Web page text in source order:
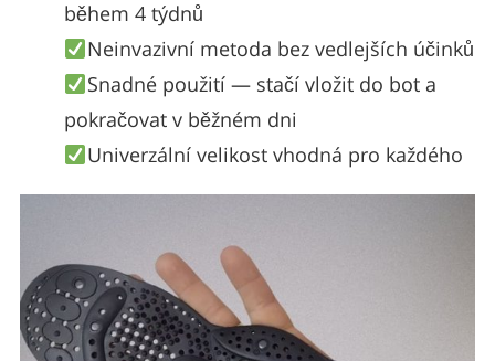
během 4 týdnů
Neinvazivní metoda bez vedlejších účinků
Snadné použití — stačí vložit do bot a
pokračovat v běžném dni
Univerzální velikost vhodná pro každého